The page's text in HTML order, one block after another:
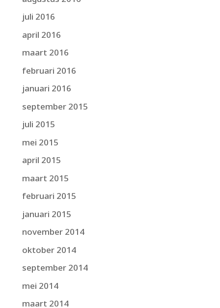
juli 2016
april 2016
maart 2016
februari 2016
januari 2016
september 2015
juli 2015
mei 2015
april 2015
maart 2015
februari 2015
januari 2015
november 2014
oktober 2014
september 2014
mei 2014
maart 2014